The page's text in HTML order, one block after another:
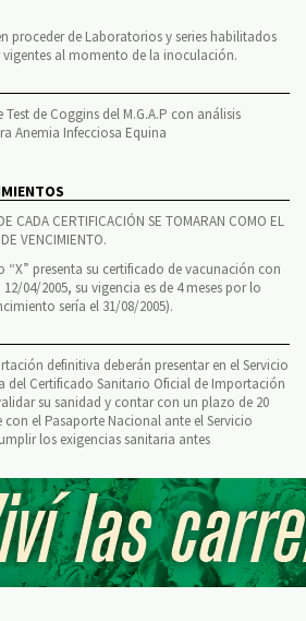
proceder de Laboratorios y series habilitados
vigentes al momento de la inoculación.
Test de Coggins del M.G.A.P con análisis
Anemia Infecciosa Equina
CADA CERTIFICACIÓN SE TOMARAN COMO EL
VENCIMIENTO.
“X” presenta su certificado de vacunación con
04/2005, su vigencia es de 4 meses por lo
sería el 31/08/2005).
definitiva deberán presentar en el Servicio
del Certificado Sanitario Oficial de Importación
su sanidad y contar con un plazo de 20
con el Pasaporte Nacional ante el Servicio
los exigencias sanitaria antes